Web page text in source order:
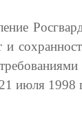
и
21 июля